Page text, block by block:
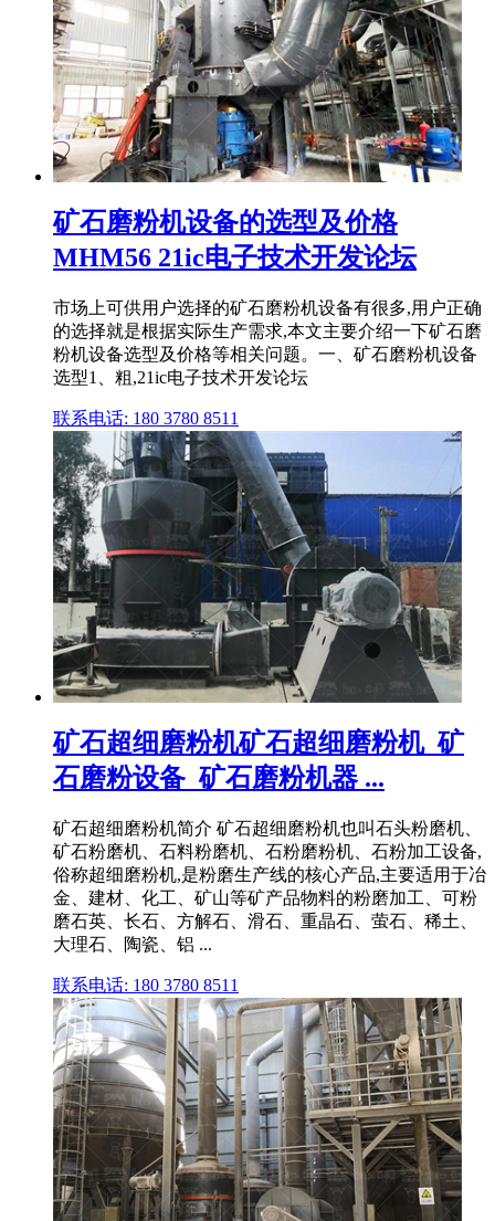
矿石磨粉机设备的选型及价格
MHM56 21ic电子技术开发论坛
市场上可供用户选择的矿石磨粉机设备有很多,用户正确
的选择就是根据实际生产需求,本文主要介绍一下矿石磨
粉机设备选型及价格等相关问题。一、矿石磨粉机设备
选型1、粗,21ic电子技术开发论坛
联系电话: 180 3780 8511
矿石超细磨粉机矿石超细磨粉机_矿
石磨粉设备_矿石磨粉机器 ...
矿石超细磨粉机简介 矿石超细磨粉机也叫石头粉磨机、
矿石粉磨机、石料粉磨机、石粉磨粉机、石粉加工设备,
俗称超细磨粉机,是粉磨生产线的核心产品,主要适用于冶
金、建材、化工、矿山等矿产品物料的粉磨加工、可粉
磨石英、长石、方解石、滑石、重晶石、萤石、稀土、
大理石、陶瓷、铝 ...
联系电话: 180 3780 8511